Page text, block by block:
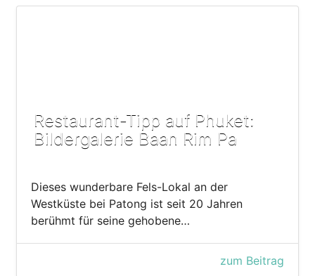
Restaurant-Tipp auf Phuket:
Bildergalerie Baan Rim Pa
Dieses wunderbare Fels-Lokal an der
Westküste bei Patong ist seit 20 Jahren
berühmt für seine gehobene…
zum Beitrag